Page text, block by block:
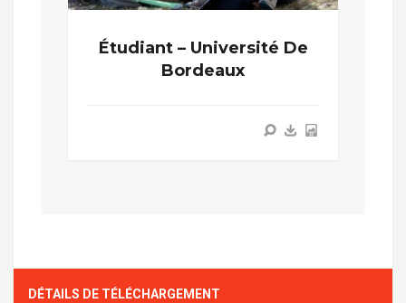
Étudiant – Université De
Bordeaux
DÉTAILS DE TÉLÉCHARGEMENT